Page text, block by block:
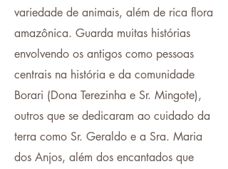
variedade de animais, além de rica flora
amazônica. Guarda muitas histórias
envolvendo os antigos como pessoas
centrais na história e da comunidade
Borari (Dona Terezinha e Sr. Mingote),
outros que se dedicaram ao cuidado da
terra como Sr. Geraldo e a Sra. Maria
dos Anjos, além dos encantados que